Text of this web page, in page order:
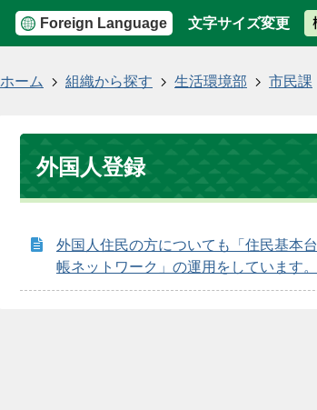
Foreign Language 文字サイズ変更
ホーム 組織から探す 生活環境部 市民課
外国人登録
外国人住民の方についても「住民基本台
帳ネットワーク」の運用をしています。